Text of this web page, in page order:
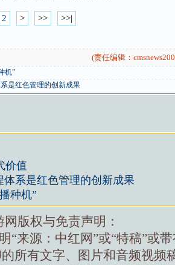
2 > >> >>|
(责任编辑：
机”
是红色管理的创新成果
价值
体系是红色管理的创新成果
种机”
版权与免责声明：
“来源：中红网”或“特稿”或
所有文字、图片和音频视频